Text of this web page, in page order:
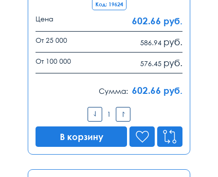
Код: 19624
Цена 602.66 руб.
От 25 000 586.94 руб.
От 100 000 576.45 руб.
Сумма: 602.66 руб.
В корзину